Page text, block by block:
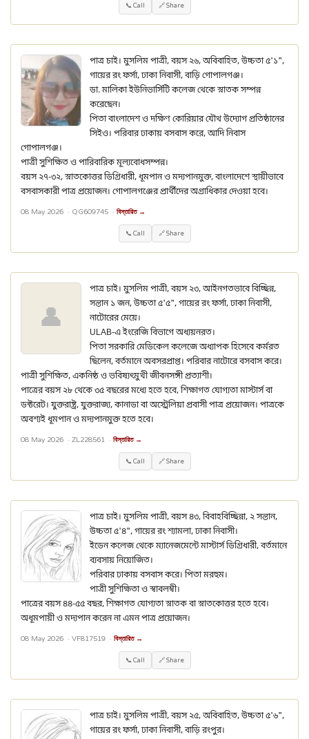
📞 Call 🔗 Share
পাত্র চাই। মুসলিম পাত্রী, বয়স ২৬, অবিবাহিত, উচ্চতা ৫'১",
গায়ের রং ফর্সা, ঢাকা নিবাসী, বাড়ি গোপালগঞ্জ।
ডা. মালিকা ইউনিভার্সিটি কলেজ থেকে স্নাতক সম্পন্ন
করেছেন।
পিতা বাংলাদেশ ও দক্ষিণ কোরিয়ার যৌথ উদ্যোগ প্রতিষ্ঠানের
সিইও। পরিবার ঢাকায় বসবাস করে, আদি নিবাস
গোপালগঞ্জ।
পাত্রী সুশিক্ষিত ও পারিবারিক মূল্যবোধসম্পন্ন।
বয়স ২৭-৩২, স্নাতকোত্তর ডিগ্রিধারী, ধূমপান ও মদ্যপানমুক্ত, বাংলাদেশে স্থায়ীভাবে
বসবাসকারী পাত্র প্রয়োজন। গোপালগঞ্জের প্রার্থীদের অগ্রাধিকার দেওয়া হবে।
08 May 2026 · QG609745 · বিস্তারিত →
📞 Call 🔗 Share
👤
পাত্র চাই। মুসলিম পাত্রী, বয়স ২৩, আইনগতভাবে বিচ্ছিন্ন,
সন্তান ১ জন, উচ্চতা ৫'৫", গায়ের রং ফর্সা, ঢাকা নিবাসী,
নাটোরের মেয়ে।
ULAB-এ ইংরেজি বিভাগে অধ্যয়নরত।
পিতা সরকারি মেডিকেল কলেজে অধ্যাপক হিসেবে কর্মরত
ছিলেন, বর্তমানে অবসরপ্রাপ্ত। পরিবার নাটোরে বসবাস করে।
পাত্রী সুশিক্ষিত, একনিষ্ঠ ও ভবিষ্যৎমুখী জীবনসঙ্গী প্রত্যাশী।
পাত্রের বয়স ২৮ থেকে ৩৫ বছরের মধ্যে হতে হবে, শিক্ষাগত যোগ্যতা মাস্টার্স বা
ডক্টরেট। যুক্তরাষ্ট্র, যুক্তরাজ্য, কানাডা বা অস্ট্রেলিয়া প্রবাসী পাত্র প্রয়োজন। পাত্রকে
অবশ্যই ধূমপান ও মদ্যপানমুক্ত হতে হবে।
08 May 2026 · ZL228561 · বিস্তারিত →
📞 Call 🔗 Share
পাত্র চাই। মুসলিম পাত্রী, বয়স ৪৩, বিবাহবিচ্ছিন্না, ২ সন্তান,
উচ্চতা ৫'৪", গায়ের রং শ্যামলা, ঢাকা নিবাসী।
ইডেন কলেজ থেকে ম্যানেজমেন্টে মাস্টার্স ডিগ্রিধারী, বর্তমানে
ব্যবসায় নিয়োজিত।
পরিবার ঢাকায় বসবাস করে। পিতা মরহুম।
পাত্রী সুশিক্ষিতা ও স্বাবলম্বী।
পাত্রের বয়স ৪৪-৫৫ বছর, শিক্ষাগত যোগ্যতা স্নাতক বা স্নাতকোত্তর হতে হবে।
অধূমপায়ী ও মদ্যপান করেন না এমন পাত্র প্রয়োজন।
08 May 2026 · VF817519 · বিস্তারিত →
📞 Call 🔗 Share
পাত্র চাই। মুসলিম পাত্রী, বয়স ২৫, অবিবাহিত, উচ্চতা ৫'৬",
গায়ের রং ফর্সা, ঢাকা নিবাসী, বাড়ি রংপুর।